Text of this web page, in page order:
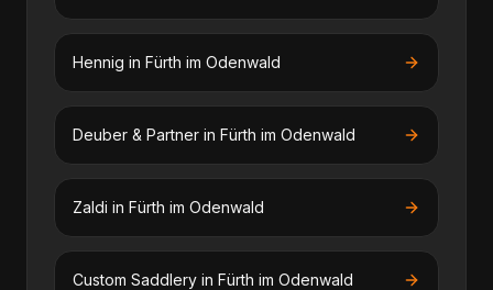
Hennig in Fürth im Odenwald
Deuber & Partner in Fürth im Odenwald
Zaldi in Fürth im Odenwald
Custom Saddlery in Fürth im Odenwald